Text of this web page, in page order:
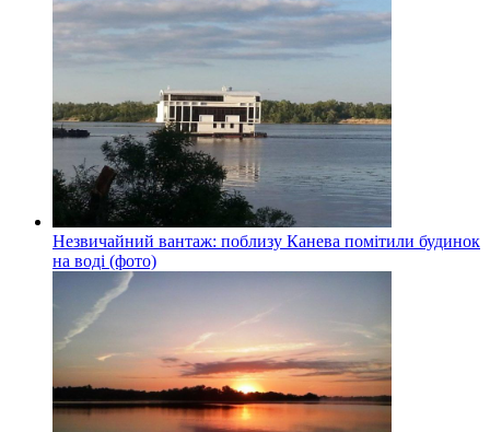
Незвичайний вантаж: поблизу Канева помітили будинок
на воді (фото)